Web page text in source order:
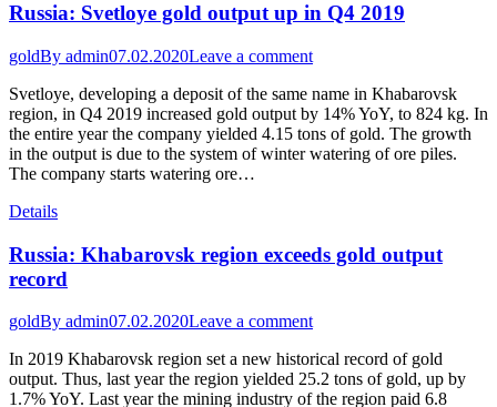
Russia: Svetloye gold output up in Q4 2019
goldBy admin07.02.2020Leave a comment
Svetloye, developing a deposit of the same name in Khabarovsk
region, in Q4 2019 increased gold output by 14% YoY, to 824 kg. In
the entire year the company yielded 4.15 tons of gold. The growth
in the output is due to the system of winter watering of ore piles.
The company starts watering ore…
Details
Russia: Khabarovsk region exceeds gold output
record
goldBy admin07.02.2020Leave a comment
In 2019 Khabarovsk region set a new historical record of gold
output. Thus, last year the region yielded 25.2 tons of gold, up by
1.7% YoY. Last year the mining industry of the region paid 6.8